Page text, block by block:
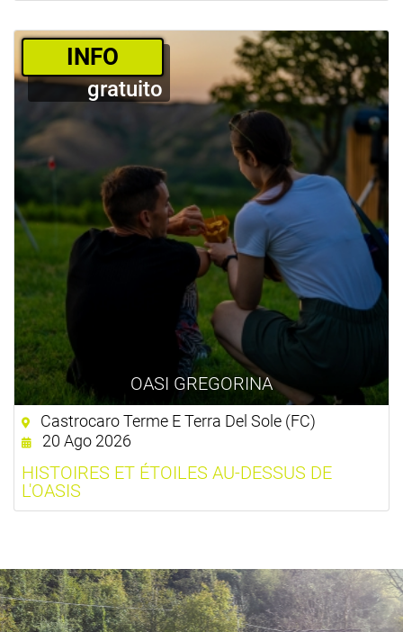
OASI GREGORINA
­INFO
gratuito
Castrocaro Terme E Terra Del Sole (FC)
20 Ago 2026
HISTOIRES ET ÉTOILES AU-DESSUS DE
L'OASIS